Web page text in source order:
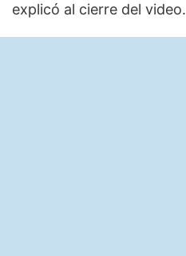
explicó al cierre del video.